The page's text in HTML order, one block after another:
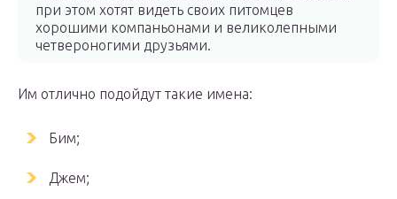
при этом хотят видеть своих питомцев
хорошими компаньонами и великолепными
четвероногими друзьями.
Им отлично подойдут такие имена:
Бим;
Джем;